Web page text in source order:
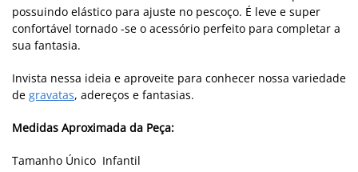
possuindo elástico para ajuste no pescoço. É leve e super
confortável tornado -se o acessório perfeito para completar a
sua fantasia.
Invista nessa ideia e aproveite para conhecer nossa variedade
de gravatas, adereços e fantasias.
Medidas Aproximada da Peça:
Tamanho Único Infantil